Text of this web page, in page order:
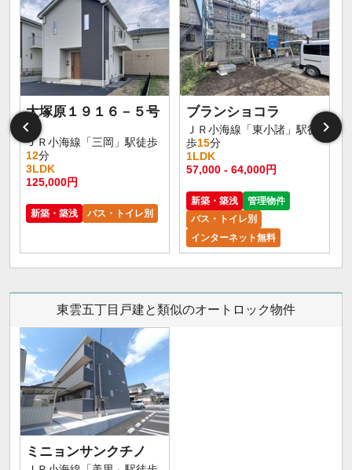
大塚原１９１６－５号
棟
ＪＲ小海線「三岡」駅徒歩
12分
3LDK
125,000円
新築・築浅 バス・トイレ別
ブランショコラ
ＪＲ小海線「東小諸」駅徒
歩15分
1LDK
57,000 - 64,000円
新築・築浅
管理物件
バス・トイレ別
インターネット無料
東雲五丁目戸建と類似のオートロック物件
ミニョンサンクチノ